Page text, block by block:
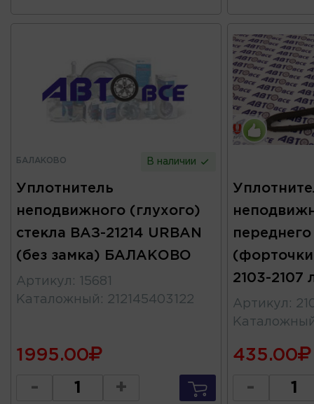
БАЛАКОВО В наличии
Уплотнитель
неподвижного (глухого)
стекла ВАЗ-21214 URBAN
(без замка) БАЛАКОВО
Артикул :
15681
Каталожный : 212145403122
1995.00
- +
переднего
2103-2107
Артикул :
435.00
-